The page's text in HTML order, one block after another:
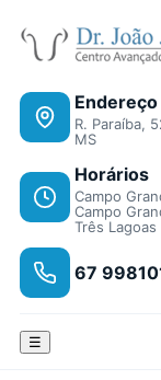
Endereço
R. Paraíba,
MS
Horários
Campo
Campo
Três
67
☰